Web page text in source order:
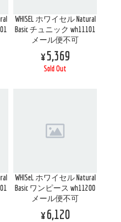
WHISEL ホワイセル Natural
Basic チュニック wh11101
メール便不可
¥5,369
Sold Out
WHISeL ホワイセル Natural
Basic ワンピース wh11200
メール便不可
¥6,120